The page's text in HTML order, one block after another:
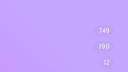
749
190
12